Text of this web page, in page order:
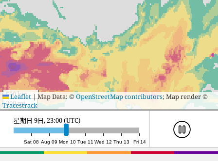
500 km
300 mi
Leaflet|Map Data: ©OpenStreetMap contributors; Map render ©
Tracestrack
Sat 08 Aug 09 Mon 10 Tue 11 Wed 12 Thu 13 Fri 14
星期一 10日, 17:00 (UTC)